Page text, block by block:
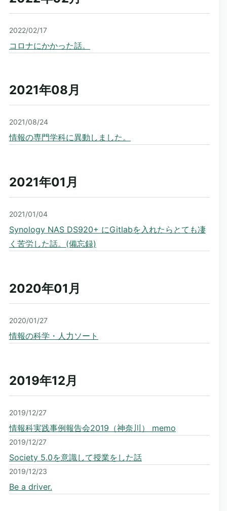
2022/02/17
コロナにかかった話。
2021年08月
2021/08/24
情報の専門学科に異動しました。
2021年01 月
2021/01/04
Synology NAS DS920+ にGitlabを入れたらとても凄
く苦労した話。(備忘録)
2020年01 月
2020/01/27
情報の科学・人力ソート
2019年12月
2019/12/27
情報科実践事例報告会2019（神奈川） memo
2019/12/27
Society 5.0を意識して授業をした話
2019/12/23
Be a driver.